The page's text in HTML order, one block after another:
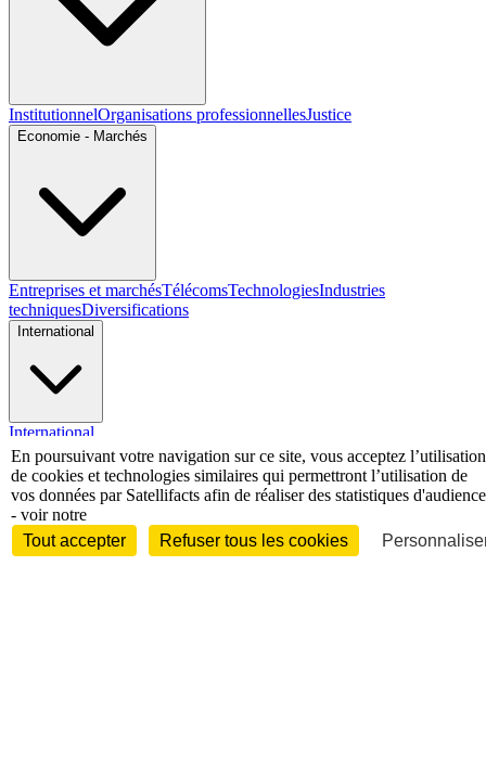
InstitutionnelOrganisations professionnellesJustice
Economie - Marchés
Entreprises et marchésTélécomsTechnologiesIndustries
techniquesDiversifications
International
International
Personnalités
En poursuivant votre navigation sur ce site, vous acceptez l’utilisation
de cookies et technologies similaires qui permettront l’utilisation de
vos données par Satellifacts afin de réaliser des statistiques d'audience
- voir notre
Tout accepter
Refuser tous les cookies